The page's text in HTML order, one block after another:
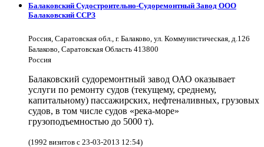
Балаковский Судостроительно-Судоремонтный Завод ООО
Балаковский ССРЗ
Россия, Саратовская обл., г. Балаково, ул. Коммунистическая, д.126
Балаково, Саратовская Область 413800
Россия
Балаковский судоремонтный завод ОАО оказывает
услуги по ремонту судов (текущему, среднему,
капитальному) пассажирских, нефтеналивных, грузовых
судов, в том числе судов «река-море»
грузоподъемностью до 5000 т).
(1992 визитов с 23-03-2013 12:54)